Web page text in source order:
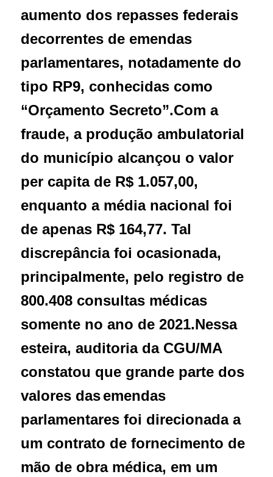
aumento dos repasses federais
decorrentes de emendas
parlamentares, notadamente do
tipo RP9, conhecidas como
“Orçamento Secreto”.Com a
fraude, a produção ambulatorial
do município alcançou o valor
per capita de R$ 1.057,00,
enquanto a média nacional foi
de apenas R$ 164,77. Tal
discrepância foi ocasionada,
principalmente, pelo registro de
800.408 consultas médicas
somente no ano de 2021.Nessa
esteira, auditoria da CGU/MA
constatou que grande parte dos
valores dasemendas
parlamentares foi direcionada a
um contrato de fornecimento de
mão de obra médica, em um